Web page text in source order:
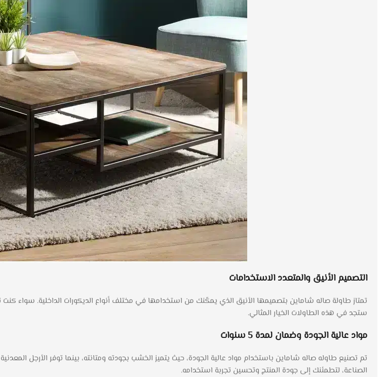
التصميم الأنيق والمتعدد الاستخدامات
تمتاز طاولة صاله شاماين بتصميمها الأنيق الذي يمكّنك من استخدامها في مختلف أنواع الديكورات الداخلية. سواء
ستجد في هذه الطاولات الخيار المثالي.
مواد عالية الجودة وضمان لمدة 5 سنوات
الصناعة، لتطمئنك إلى جودة المنتج وتحسين تجربة استخدامه.